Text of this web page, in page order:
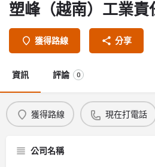
塑峰（越南）工業責
獲得路線 分享
資訊 評論 0
獲得路線 現在打電話
公司名稱